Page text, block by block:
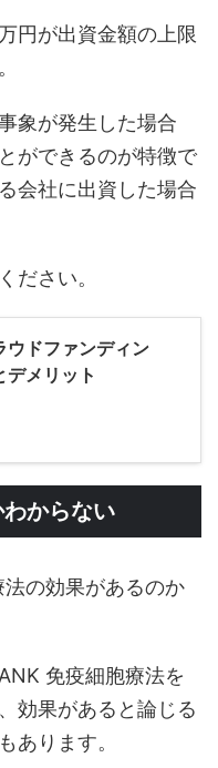
円が出資金額の上限
象が発生した場合
ができるのが特徴で
会社に出資した場合
ださい。
ウドファンディン
デメリット
からない
の効果があるのか
免疫細胞療法を
効果があると論じる
あります。